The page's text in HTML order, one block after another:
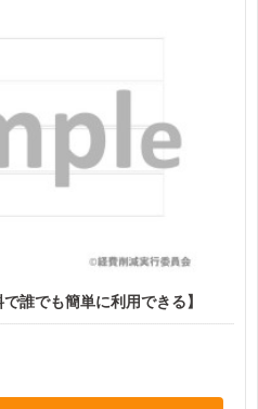
誰でも簡単に利用できる】